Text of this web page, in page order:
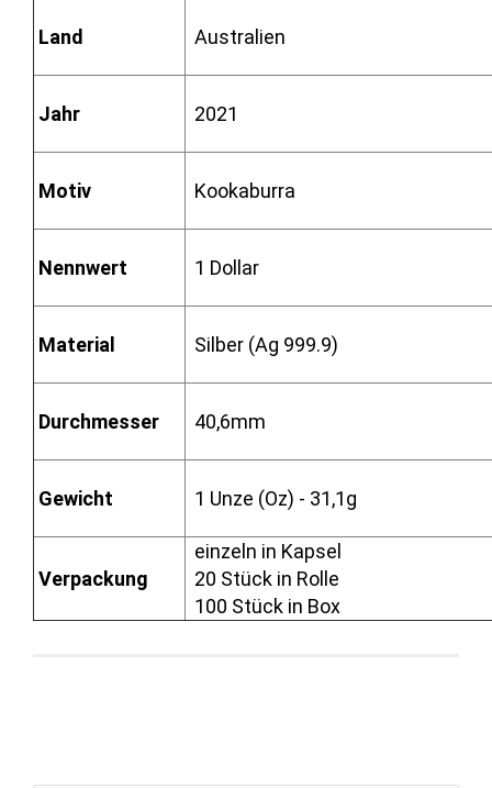
Land Australien
Jahr 2021
Motiv Kookaburra
Nennwert 1 Dollar
Material Silber (Ag 999.9)
Durchmesser 40,6mm
Gewicht 1 Unze (Oz) - 31,1g
Verpackung
einzeln in Kapsel
20 Stück in Rolle
100 Stück in Box